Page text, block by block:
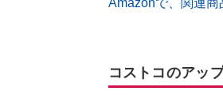
Amazonで、関連商
コストコのアッ